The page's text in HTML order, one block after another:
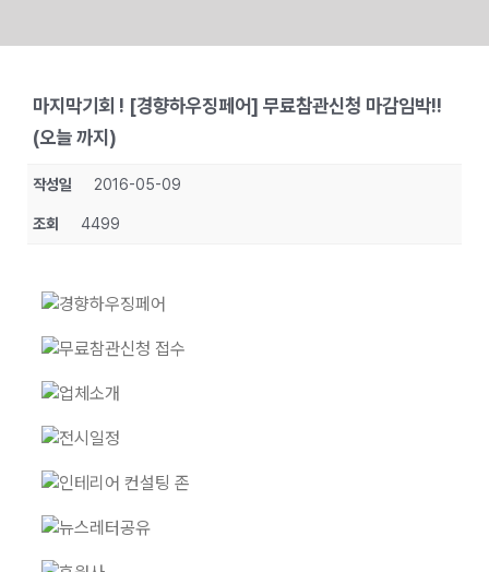
content마지막기회 ! [경향하우징페어] 무료참관신청 마감임박!!
(오늘 까지)
작성일 2016-05-09
조회 4499